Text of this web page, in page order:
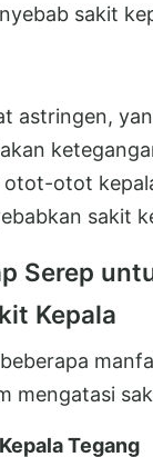
sakit
astringen,
otot-otot
sakit
Serep
Kepala
mengatasi
Tegang